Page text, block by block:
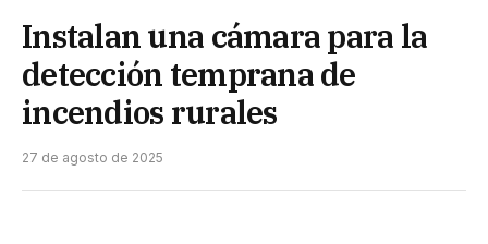
Instalan una cámara para la
detección temprana de
incendios rurales
27 de agosto de 2025